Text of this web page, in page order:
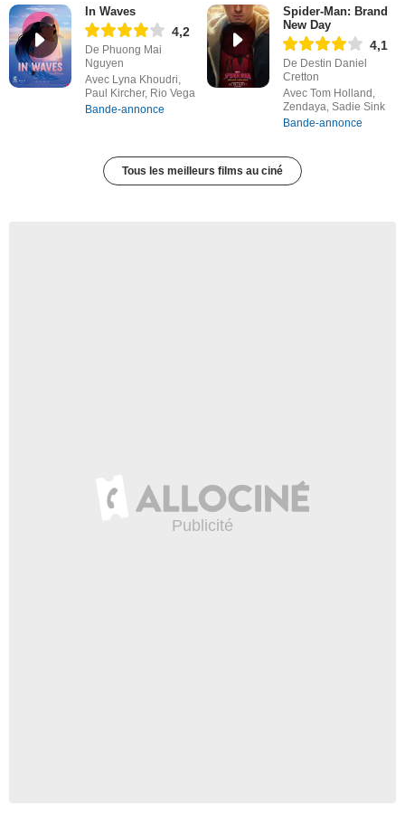
In Waves
4,2
De Phuong Mai
Nguyen
Avec Lyna Khoudri,
Paul Kircher, Rio Vega
Bande-annonce
Spider-Man: Brand
New Day
4,1
De Destin Daniel
Cretton
Avec Tom Holland,
Zendaya, Sadie Sink
Bande-annonce
Tous les meilleurs films au ciné